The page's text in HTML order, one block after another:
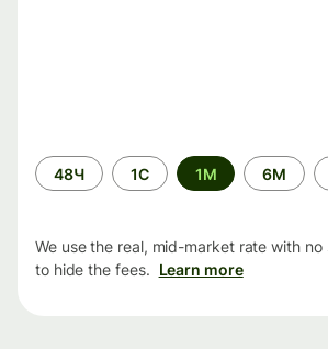
Time
period
48Ч 1С 1М 6М
We use the real, mid-market rate with no
to hide the fees. Learn more